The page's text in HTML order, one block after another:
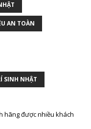
AN TOÀN
SINH NHẬT
hãng được nhiều khách